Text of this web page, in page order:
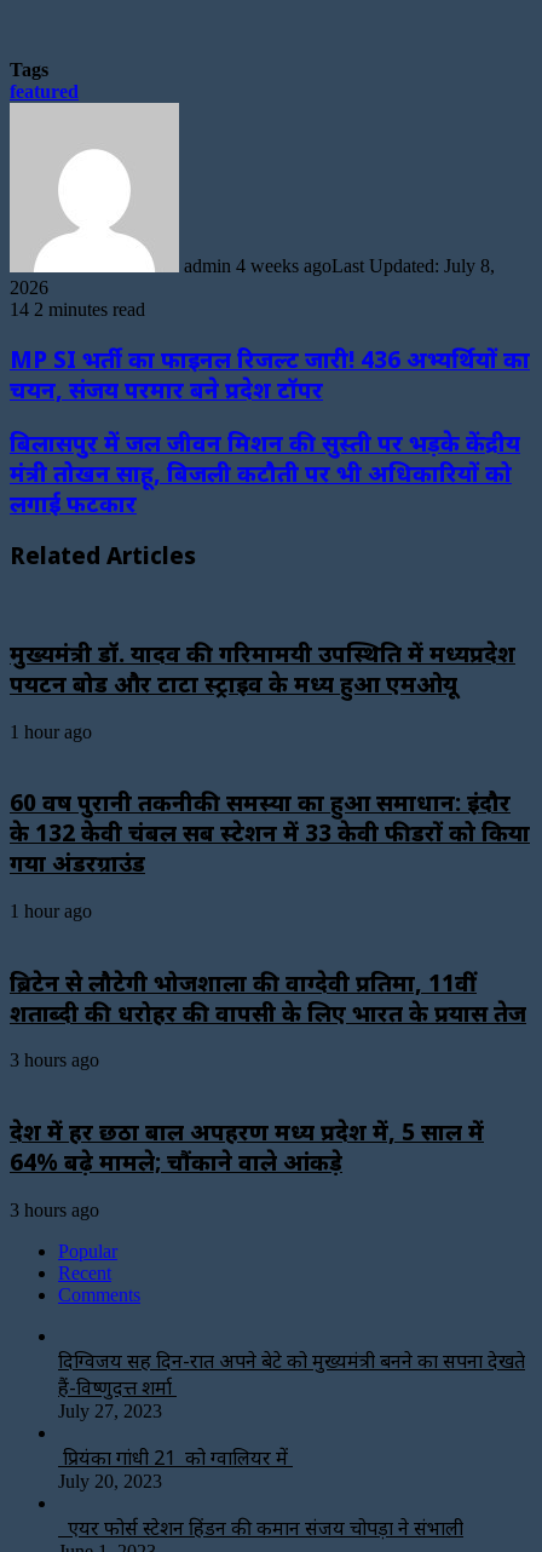
Tags
featured
admin 4 weeks agoLast Updated: July 8,
2026
14 2 minutes read
MP SI भर्ती का फाइनल रिजल्ट जारी! 436 अभ्यर्थियों का
चयन, संजय परमार बने प्रदेश टॉपर
बिलासपुर में जल जीवन मिशन की सुस्ती पर भड़के केंद्रीय
मंत्री तोखन साहू, बिजली कटौती पर भी अधिकारियों को
लगाई फटकार
Related Articles
मुख्यमंत्री डॉ. यादव की गरिमामयी उपस्थिति में मध्यप्रदेश
पर्यटन बोर्ड और टाटा स्ट्राइव के मध्य हुआ एमओयू
1 hour ago
60 वर्ष पुरानी तकनीकी समस्या का हुआ समाधान: इंदौर
के 132 केवी चंबल सब स्टेशन में 33 केवी फीडरों को किया
गया अंडरग्राउंड
1 hour ago
ब्रिटेन से लौटेगी भोजशाला की वाग्देवी प्रतिमा, 11वीं
शताब्दी की धरोहर की वापसी के लिए भारत के प्रयास तेज
3 hours ago
देश में हर छठा बाल अपहरण मध्य प्रदेश में, 5 साल में
64% बढ़े मामले; चौंकाने वाले आंकड़े
3 hours ago
Popular
Recent
Comments
दिग्विजय सिंह दिन-रात अपने बेटे को मुख्यमंत्री बनने का सपना देखते
हैं-विष्णुदत्त शर्मा
July 27, 2023
प्रियंका गांधी 21 को ग्वालियर में
July 20, 2023
एयर फोर्स स्टेशन हिंडन की कमान संजय चोपड़ा ने संभाली